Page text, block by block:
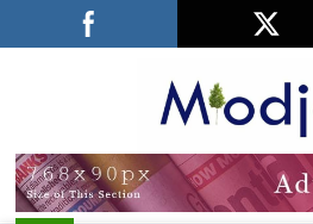
Facebook
LinkedIn